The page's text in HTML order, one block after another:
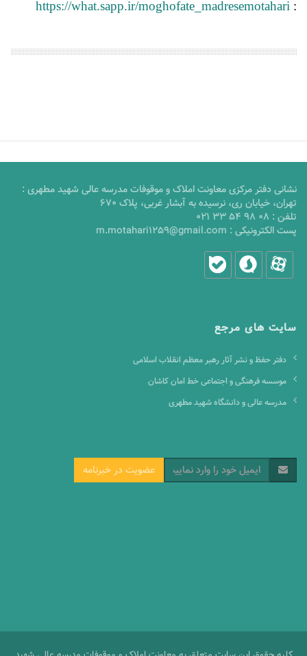
:
https://what.sapp.ir/moghofate_madresemotahari
نشانی دفتر مرکزی معاونت املاک و موقوفات مدرسه عالی شهید مطهری :
تهران، خیابان ری، نرسیده به آبشار غربی، پلاک 670
تلفن : 021 33 54 98 08
پست الکترونیکی : m.motahari1259@gmail.com
سایت های مرجع
دفتر حفظ و نشر آثار رهبر معظم انقلاب اسلامی
موسسه فرهنگی و اجتماعی خط امان کاشان
مدرسه عالی و دانشگاه شهید مطهری
عضویت در خبرنامه